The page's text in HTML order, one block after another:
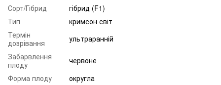
Сорт/Гібрид
гібрид (F1)
Тип
кримсон світ
Термін
дозрівання
ультраранній
Забарвлення
плоду
червоне
Форма плоду
округла